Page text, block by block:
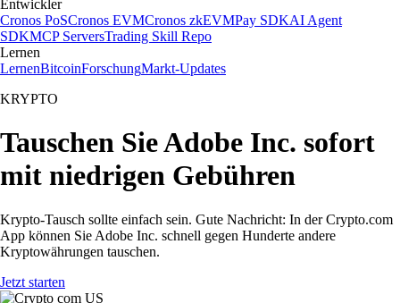
Entwickler
Cronos PoSCronos EVMCronos zkEVMPay SDKAI Agent
SDKMCP ServersTrading Skill Repo
Lernen
LernenBitcoinForschungMarkt-Updates
KRYPTO
Tauschen Sie Adobe Inc. sofort
mit niedrigen Gebühren
Krypto-Tausch sollte einfach sein. Gute Nachricht: In der Crypto.com
App können Sie Adobe Inc. schnell gegen Hunderte andere
Kryptowährungen tauschen.
Jetzt starten